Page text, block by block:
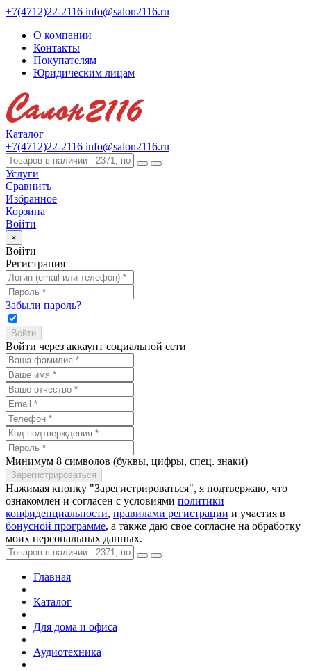
+7(4712)22-2116 info@salon2116.ru
О компании
Контакты
Покупателям
Юридическим лицам
Каталог
+7(4712)22-2116 info@salon2116.ru
Услуги
Сравнить
Избранное
Корзина
Войти
×
Войти
Регистрация
Забыли пароль?
Войти через аккаунт социальной сети
Минимум 8 символов (буквы, цифры, спец. знаки)
Нажимая кнопку "Зарегистрироваться", я подтвержаю, что
ознакомлен и согласен с условиями политики
конфиденциальности, правилами регистрации и участия в
бонусной программе, а также даю свое согласие на обработку
моих персональных данных.
Главная
Каталог
Для дома и офиса
Аудиотехника